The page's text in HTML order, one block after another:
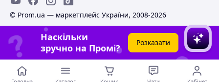
© Prom.ua — маркетплейс України, 2008-2026
Наскільки
зручно на Промі?
Розказати